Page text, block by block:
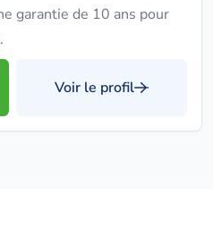
garantie de 10 ans pour
Voir le profil